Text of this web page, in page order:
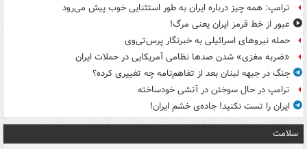
ترامپ: همه چیز درباره ایران به طور استثنایی خوب پیش می‌رود
عبور از خط قرمز ایران یعنی مرگ!
حمله نیروهای اسرائیلی به خبرنگار پرس‌تی‌وی
«ضربه مغزی» شدن صدها نظامی آمریکایی در حملات ایران
جنگ در جبهه لبنان بعد از تفاهم‌نامه چه تغییری کرده؟
ترامپ در حال سوختن در آتشی خودساخته
ایران را تست نکنید! جاده‌ی خشم ایران!
سلامت